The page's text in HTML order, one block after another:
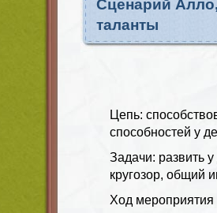
Сценарий
таланты
Цепь:
способностей у
Задачи: развить
кругозор, общий
Ход мероприятия